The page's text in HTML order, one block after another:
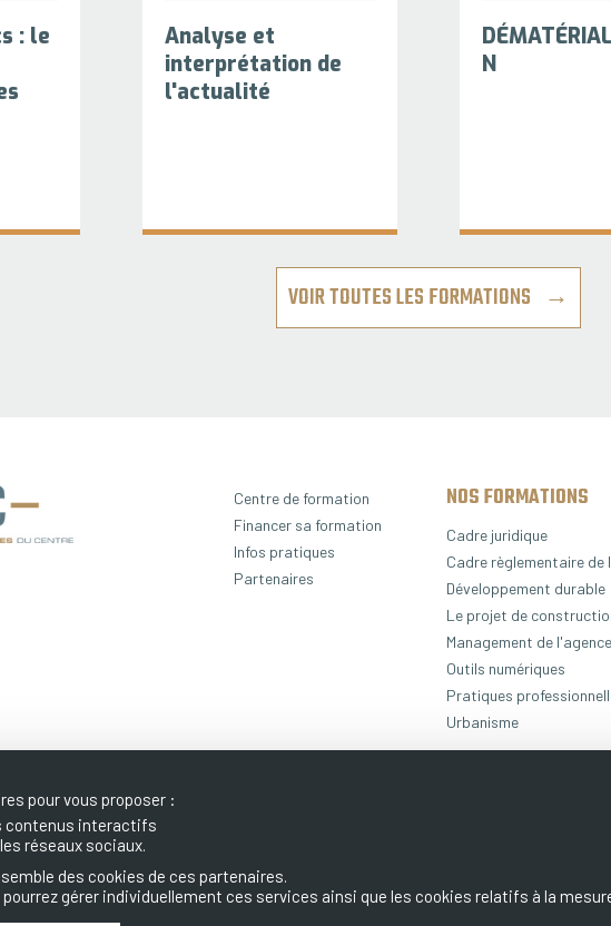
: le
Analyse et
interprétation de
l'actualité
N
VOIR TOUTES LES FORMATIONS →
Centre de formation
Financer sa formation
Infos pratiques
Partenaires
NOS FORMATIONS
Cadre juridique
Cadre règlementaire
Développement durable
Le projet de
Management de
Outils numériques
Pratiques
Urbanisme
pour vous proposer :
contenus interactifs
réseaux sociaux.
des cookies de ces partenaires.
gérer individuellement ces services ainsi que les cookies relatifs à la